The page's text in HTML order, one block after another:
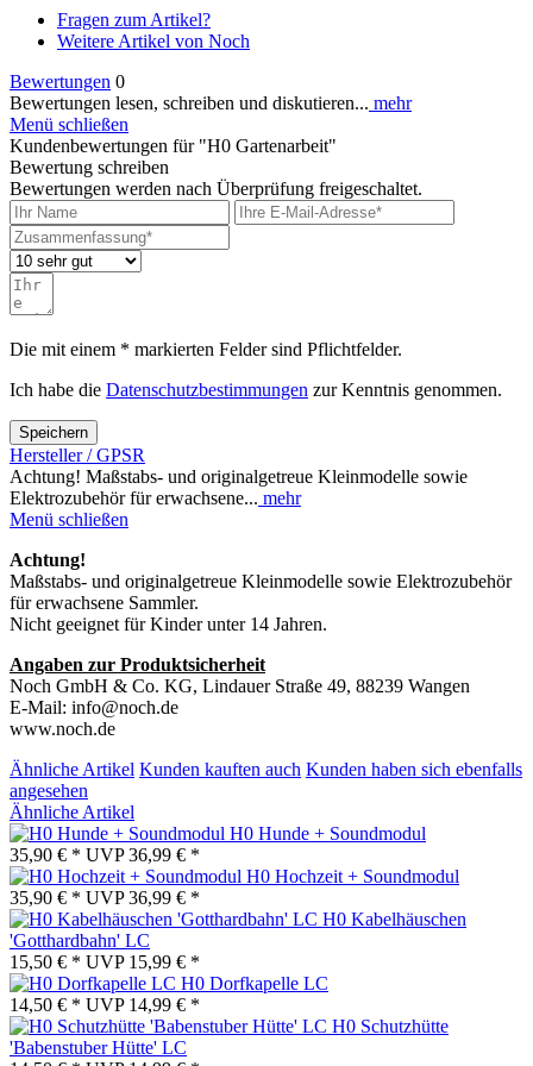
Fragen zum Artikel?
Weitere Artikel von Noch
Bewertungen 0
Bewertungen lesen, schreiben und diskutieren... mehr
Menü schließen
Kundenbewertungen für "H0 Gartenarbeit"
Bewertung schreiben
Bewertungen werden nach Überprüfung freigeschaltet.
Die mit einem * markierten Felder sind Pflichtfelder.
Ich habe die Datenschutzbestimmungen zur Kenntnis genommen.
Speichern
Hersteller / GPSR
Achtung! Maßstabs- und originalgetreue Kleinmodelle sowie
Elektrozubehör für erwachsene... mehr
Menü schließen
Achtung!
Maßstabs- und originalgetreue Kleinmodelle sowie Elektrozubehör
für erwachsene Sammler.
Nicht geeignet für Kinder unter 14 Jahren.
Angaben zur Produktsicherheit
Noch GmbH & Co. KG, Lindauer Straße 49, 88239 Wangen
E-Mail: info@noch.de
www.noch.de
Ähnliche Artikel Kunden kauften auch Kunden haben sich ebenfalls
angesehen
Ähnliche Artikel
H0 Hunde + Soundmodul
35,90 € * UVP36,99 € *
H0 Hochzeit + Soundmodul
35,90 € * UVP36,99 € *
H0 Kabelhäuschen
'Gotthardbahn' LC
15,50 € * UVP 15,99 € *
H0 Dorfkapelle LC
14,50 € * UVP 14,99 € *
H0 Schutzhütte
'Babenstuber Hütte' LC